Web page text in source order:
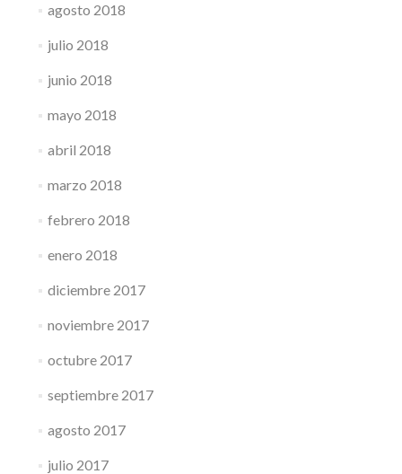
agosto 2018
julio 2018
junio 2018
mayo 2018
abril 2018
marzo 2018
febrero 2018
enero 2018
diciembre 2017
noviembre 2017
octubre 2017
septiembre 2017
agosto 2017
julio 2017